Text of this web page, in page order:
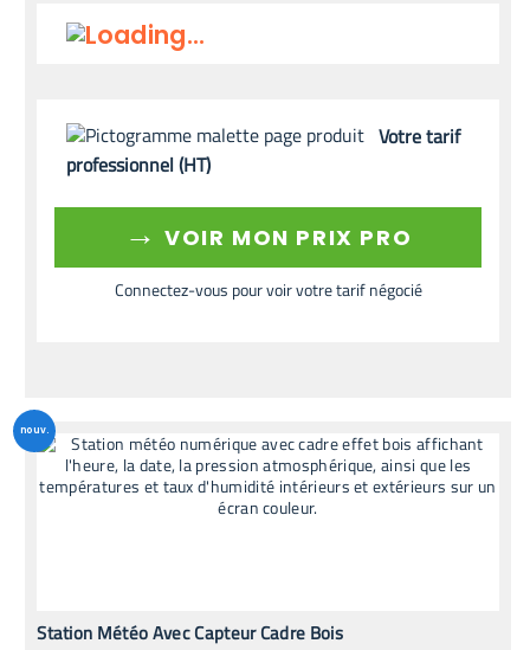
Votre tarif
professionnel (HT)
→ VOIR MON PRIX PRO
Connectez-vous pour voir votre tarif négocié
nouv.
Station Météo Avec Capteur Cadre Bois